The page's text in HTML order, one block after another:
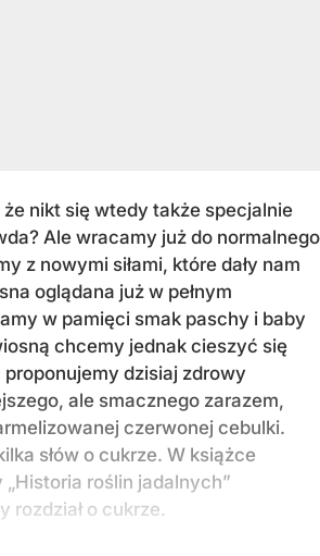
nikt się wtedy także specjalnie
Ale wracamy już do normalnego
z nowymi siłami, które dały nam
oglądana już w pełnym
w pamięci smak paschy i baby
chcemy jednak cieszyć się
proponujemy dzisiaj zdrowy
ale smacznego zarazem,
czerwonej cebulki.
słów o cukrze. W książce
„Historia roślin jadalnych”
rozdział o cukrze.